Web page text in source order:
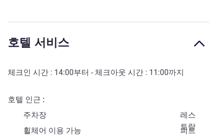
호텔 서비스
체크인 시간 : 14:00부터 - 체크아웃 시간 : 11:00까지
호텔 인근
주차장
레스
토랑
휠체어 이용 가능 피트